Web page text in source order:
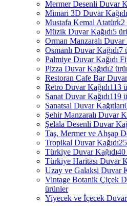
Mermer Desenli Duvar
Mimari 3D Duvar Kağıdı
Mustafa Kemal Atatürk2
Müzik Duvar Kağıdı5
Orman Manzaralı Duvar
Osmanlı Duvar Kağıdı7
Palmiye Duvar Kağıdı
Pizza Duvar Kağıdı2
Restoran Cafe Bar Duvar
Retro Duvar Kağıdı113
Sanat Duvar Kağıdı119
Sanatsal Duvar Kağıtları
Şehir Manzaralı Duvar
Şelala Desenli Duvar
Taş, Mermer ve Ahşap
Tropikal Duvar Kağıdı
Türkiye Duvar Kağıdı40
Türkiye Haritası Duvar
Uzay ve Galaksi Duvar
Vintage Botanik Çiçek
ürünler
Yiyecek ve İçecek Duvar